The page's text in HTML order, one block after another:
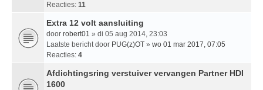
Reacties: 11
Extra 12 volt aansluiting
door robert01 » di 05 aug 2014, 23:03
Laatste bericht door PUG(z)OT » wo 01 mar 2017, 07:05
Reacties: 4
Afdichtingsring verstuiver vervangen Partner HDI
1600